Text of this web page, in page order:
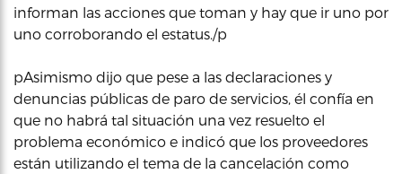
informan las acciones que toman y hay que ir uno por
uno corroborando el estatus./p
pAsimismo dijo que pese a las declaraciones y
denuncias públicas de paro de servicios, él confía en
que no habrá tal situación una vez resuelto el
problema económico e indicó que los proveedores
están utilizando el tema de la cancelación como